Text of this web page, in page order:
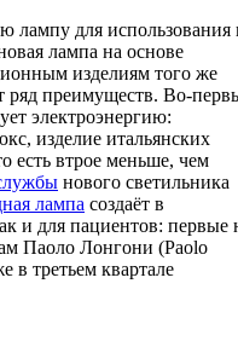
лампу для использования
лампа на основе
изделиям того же
ряд преимуществ. Во-
электроэнергию:
изделие итальянских
есть втрое меньше, чем
нового светильника
лампа создаёт в
и для пациентов: первые
Паоло Лонгони (Paolo
в третьем квартале